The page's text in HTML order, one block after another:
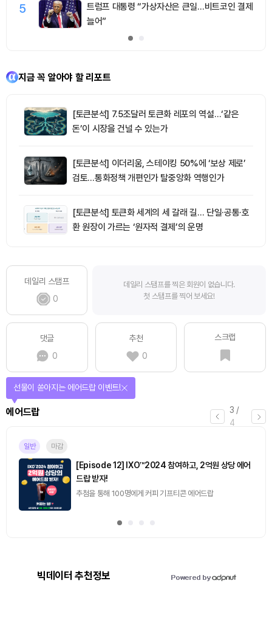
5
트럼프 대통령 “가상자산은 큰일…비트코인 결제
늘어”
지금 꼭 알아야 할 리포트
[토큰분석] 7.5조달러 토큰화 레포의 역설…‘같은
돈’이 시장을 건널 수 있는가
[토큰분석] 이더리움, 스테이킹 50%에 ‘보상 제로’
검토…통화정책 개편인가 탈중앙화 역행인가
[토큰분석] 토큰화 세계의 세 갈래 길… 단일·공통·호
환 원장이 가르는 ‘원자적 결제’의 운명
데일리 스탬프
0
데일리 스탬프를 찍은 회원이 없습니다.
첫 스탬프를 찍어 보세요!
댓글
0
추천
0
스크랩
4 /
4
퀴즈
퀴즈풀고 선물 받자!
진행중
[토큰포스트] 기사 퀴즈 658회차
2026.08.07 (금) ~ 2026.08.08 (토)
빅데이터 추천정보